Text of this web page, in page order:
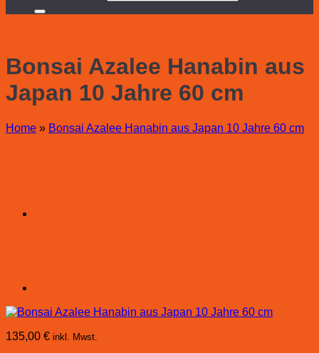
Bonsai Azalee Hanabin aus
Japan 10 Jahre 60 cm
Home » Bonsai Azalee Hanabin aus Japan 10 Jahre 60 cm
135,00 € inkl. Mwst.